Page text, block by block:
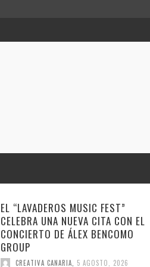
CULTURE & BUSINESS PRIDE
CULMINA UN REGRESO HISTÓRICO Y
CONSOLIDA A GRAN CANARIA COMO
REFERENTE INTERNACIONAL DE
CULTURA, DIVERSIDAD Y DERECHOS